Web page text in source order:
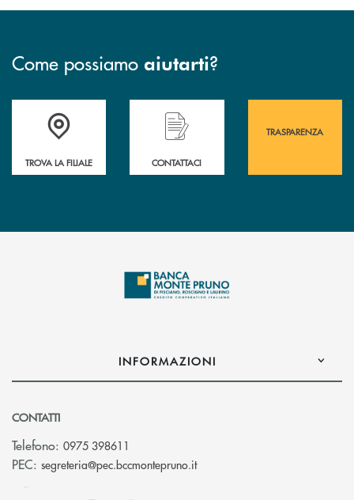
Come possiamo aiutarti?
Accedi all' elenco completo&nbsp; delle&nbsp; filiali&nbsp; di Banca
TROVA LA FILIALE
Hai bisogno di assistenza immediata?
CONTATTACI
TRASPARENZA
INFORMAZIONI
CONTATTI
Telefono: 0975 398611
PEC: segreteria@pec.bccmontepruno.it(si apre l’app di posta